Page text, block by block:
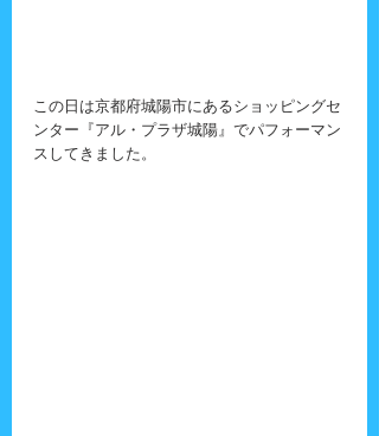
この日は京都府城陽市にあるショッピングセ
ンター『アル・プラザ城陽』でパフォーマン
スしてきました。